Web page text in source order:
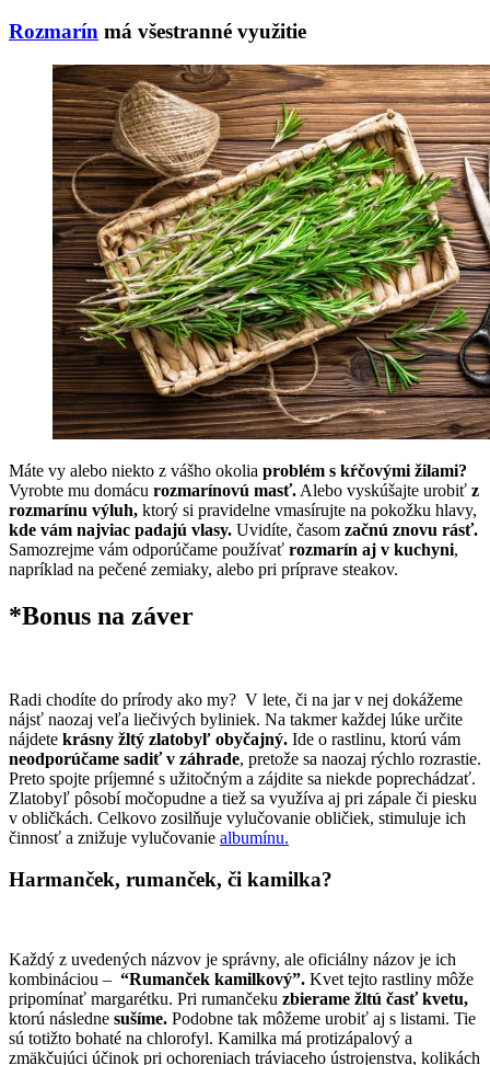
Rozmarín má všestranné využitie
Máte vy alebo niekto z vášho okolia problém s kŕčovými žilami?
Vyrobte mu domácu rozmarínovú masť. Alebo vyskúšajte urobiť z
rozmarínu výluh, ktorý si pravidelne vmasírujte na pokožku hlavy,
kde vám najviac padajú vlasy. Uvidíte, časom začnú znovu rásť.
Samozrejme vám odporúčame používať rozmarín aj v kuchyni,
napríklad na pečené zemiaky, alebo pri príprave steakov.
*Bonus na záver
Radi chodíte do prírody ako my? V lete, či na jar v nej dokážeme
nájsť naozaj veľa liečivých byliniek. Na takmer každej lúke určite
nájdete krásny žltý zlatobyľ obyčajný. Ide o rastlinu, ktorú vám
neodporúčame sadiť v záhrade, pretože sa naozaj rýchlo rozrastie.
Preto spojte príjemné s užitočným a zájdite sa niekde poprechádzať.
Zlatobyľ pôsobí močopudne a tiež sa využíva aj pri zápale či piesku
v obličkách. Celkovo zosilňuje vylučovanie obličiek, stimuluje ich
činnosť a znižuje vylučovanie albumínu.
Harmanček, rumanček, či kamilka?
Každý z uvedených názvov je správny, ale oficiálny názov je ich
kombináciou – “Rumanček kamilkový”. Kvet tejto rastliny môže
pripomínať margarétku. Pri rumančeku zbierame žltú časť kvetu,
ktorú následne sušíme. Podobne tak môžeme urobiť aj s listami. Tie
sú totižto bohaté na chlorofyl. Kamilka má protizápalový a
zmäkčujúci účinok pri ochoreniach tráviaceho ústrojenstva, kolikách